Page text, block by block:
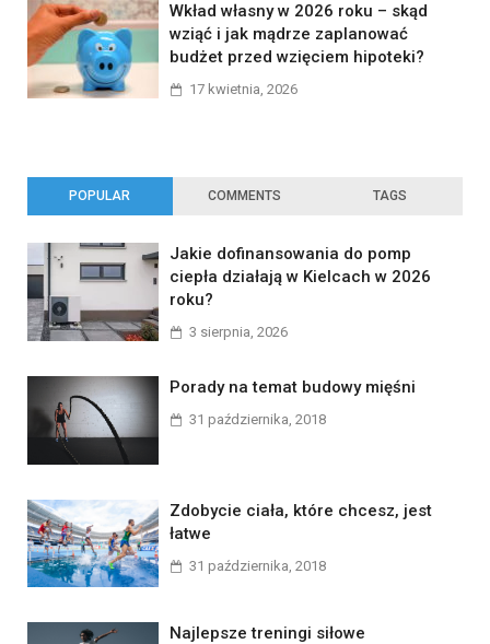
Wkład własny w 2026 roku – skąd
wziąć i jak mądrze zaplanować
budżet przed wzięciem hipoteki?
17 kwietnia, 2026
POPULAR COMMENTS TAGS
Jakie dofinansowania do pomp
ciepła działają w Kielcach w 2026
roku?
3 sierpnia, 2026
Porady na temat budowy mięśni
31 października, 2018
Zdobycie ciała, które chcesz, jest
łatwe
31 października, 2018
Najlepsze treningi siłowe